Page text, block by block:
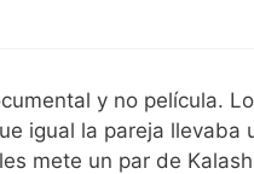
y no película.
igual la pareja
mete un par de